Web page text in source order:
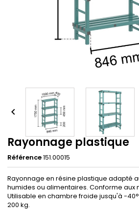

Rayonnage plastique
Référence151.00015
Rayonnage en résine plastique adapté
humides ou alimentaires. Conforme aux
Utilisable en chambre froide jusqu'à -
200 kg.